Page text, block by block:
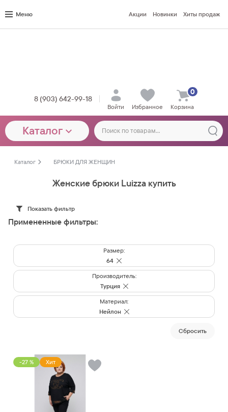
Меню Акции Новинки Хиты продаж
8 (903) 642-99-18
Войти Избранное Корзина
0
Каталог
Каталог БРЮКИ ДЛЯ ЖЕНЩИН
Женские брюки Luizza купить
Показать фильтр
Примененные фильтры:
Размер:
64
Производитель:
Турция
Материал:
Нейлон
Cбросить
-27 % Хит